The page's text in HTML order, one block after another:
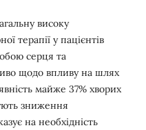
високу
терапії у пацієнтів
серця та
щодо впливу на шлях
майже 37% хворих
зниження
на необхідність